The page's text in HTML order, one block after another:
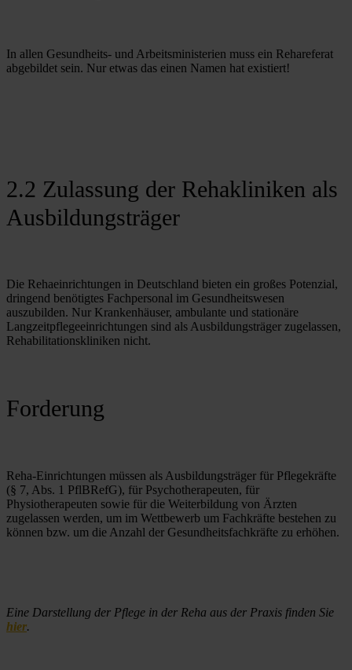
In allen Gesundheits- und Arbeitsministerien muss ein Rehareferat
abgebildet sein. Nur etwas das einen Namen hat existiert!
2.2 Zulassung der Rehakliniken als
Ausbildungsträger
Die Rehaeinrichtungen in Deutschland bieten ein großes Potenzial,
dringend benötigtes Fachpersonal im Gesundheitswesen
auszubilden. Nur Krankenhäuser, ambulante und stationäre
Langzeitpflegeeinrichtungen sind als Ausbildungsträger zugelassen,
Rehabilitationskliniken nicht.
Forderung
Reha-Einrichtungen müssen als Ausbildungsträger für Pflegekräfte
(§ 7, Abs. 1 PflBRefG), für Psychotherapeuten, für
Physiotherapeuten sowie für die Weiterbildung von Ärzten
zugelassen werden, um im Wettbewerb um Fachkräfte bestehen zu
können bzw. um die Anzahl der Gesundheitsfachkräfte zu erhöhen.
hier.